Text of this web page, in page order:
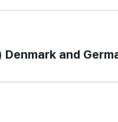
련) Denmark and